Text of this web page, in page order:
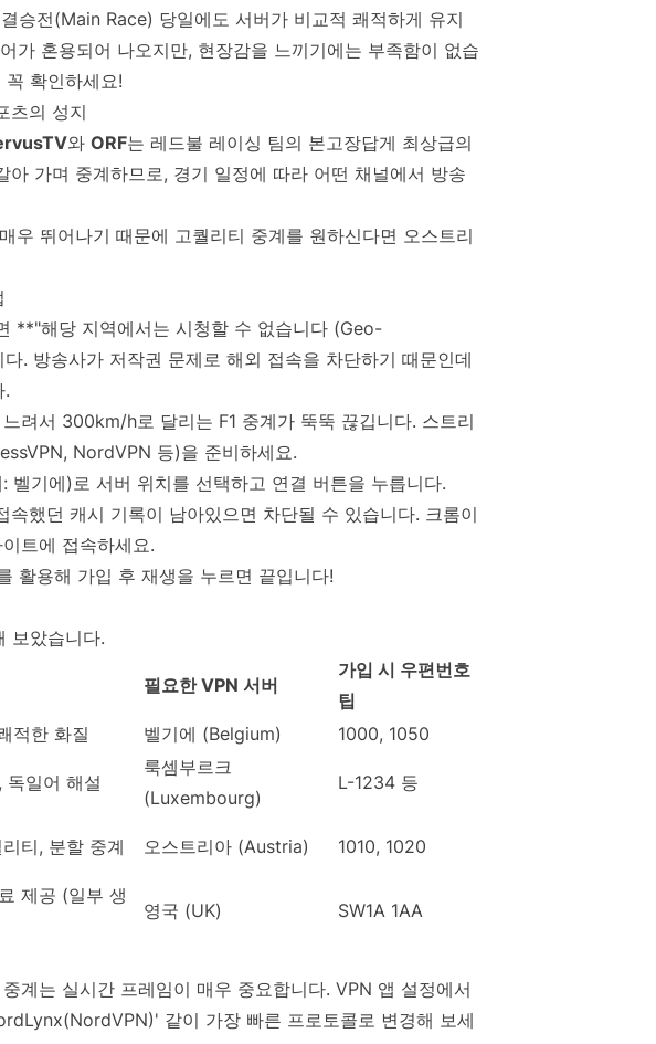
승전(Main Race) 당일에도 서버가 비교적 쾌적하게 유지
가 혼용되어 나오지만, 현장감을 느끼기에는 부족함이 없습
확인하세요!
츠의 성지
와 ORF는 레드불 레이싱 팀의 본고장답게 최상급의
아 가며 중계하므로, 경기 일정에 따라 어떤 채널에서 방송
우 뛰어나기 때문에 고퀄리티 중계를 원하신다면 오스트리
**"해당 지역에서는 시청할 수 없습니다 (Geo-
. 방송사가 저작권 문제로 해외 접속을 차단하기 때문인데
.
려서 300km/h로 달리는 F1 중계가 뚝뚝 끊깁니다. 스트리
NordVPN 등)을 준비하세요.
벨기에)로 서버 위치를 선택하고 연결 버튼을 누릅니다.
속했던 캐시 기록이 남아있으면 차단될 수 있습니다. 크롬이
트에 접속하세요.
활용해 가입 후 재생을 누르면 끝입니다!
보았습니다.
필요한 VPN 서버
가입 시 우편번호
팁
적한 화질 벨기에 (Belgium) 1000, 1050
독일어 해설
룩셈부르크
(Luxembourg)
L-1234 등
티, 분할 중계 오스트리아 (Austria) 1010, 1020
제공 (일부 생
영국 (UK) SW1A 1AA
중계는 실시간 프레임이 매우 중요합니다. VPN 앱 설정에서
같이 가장 빠른 프로토콜로 변경해 보세